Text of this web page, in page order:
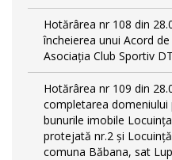
Hotărârea nr 108 din
încheierea unui Acord
Asociația Club Sportiv
Hotărârea nr 109 din
completarea domeniului
bunurile imobile
protejată nr.2 și
comuna Băbana, sat